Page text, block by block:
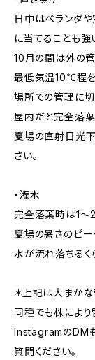
日中はベランダ
に当てることも
10月の間は外の管
最低気温10℃程
場所での管理に切
屋内だと完全落葉
夏場の直射日光
さい。
・潅水
完全落葉時は1〜
夏場の暑さのピ
水が流れ落ちるく
＊上記は大まかな
同種でも株によ
InstagramのDM
質問ください。